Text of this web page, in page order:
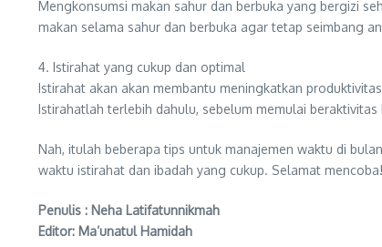
Mengkonsumsi makan sahur dan berbuka yang bergizi
makan selama sahur dan berbuka agar tetap seimbang
4. Istirahat yang cukup dan optimal
Istirahat akan akan membantu meningkatkan
Istirahatlah terlebih dahulu, sebelum memulai beraktivitas
Nah, itulah beberapa tips untuk manajemen waktu di
waktu istirahat dan ibadah yang cukup. Selamat mencoba!
Penulis : Neha Latifatunnikmah
Editor: Ma’unatul Hamidah